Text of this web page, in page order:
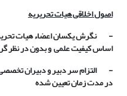
اصول اخلاقی هیات تحریریه
- نگرش یکسان اعضاء هیات
اساس کیفیت علمی و بدون در نظر
- التزام سر دبیر و دبیران تخصصی
در مدت زمان تعیین شده